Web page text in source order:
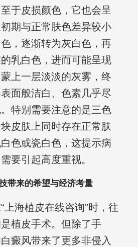
于皮损颜色，它也会呈
期与正常肤色差异较小
，逐渐转为灰白色，再
乳白色，进而可能呈现
上一层淡淡的灰雾，终
面般洁白、色素几乎尽
特别需要注意的是三色
皮肤上同时存在正常肤
色或瓷白色，这提示病
要引起高度重视。
带来的希望与经济考量
上海植皮在线咨询”时，往
植皮手术。但除了手
癜风带来了更多非侵入